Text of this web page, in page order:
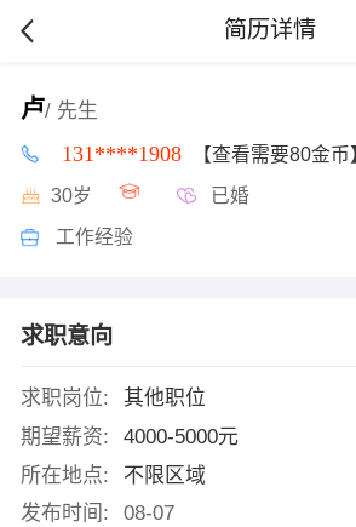
简历详情
卢/ 先生
131****1908 【查看需要80金币
30岁 已婚
工作经验
求职意向
求职岗位:
其他职位
期望薪资:
4000-5000元
所在地点:
不限区域
发布时间:
08-07